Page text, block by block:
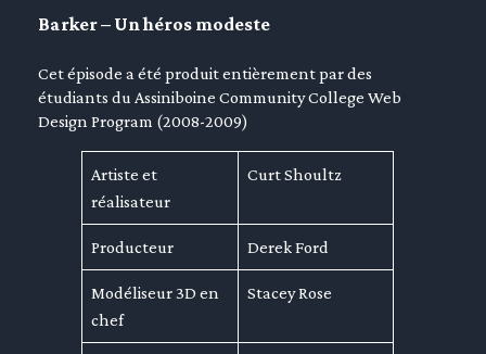
Barker – Un héros modeste
Cet épisode a été produit entièrement par des
étudiants du Assiniboine Community College Web
Design Program (2008-2009)
Artiste et
réalisateur
Curt Shoultz
Producteur Derek Ford
Modéliseur 3D en
chef
Stacey Rose